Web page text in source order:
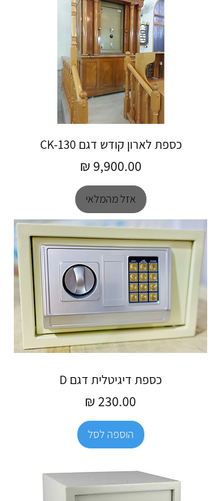
כספת לארון קודש דגם CK-130
מחיר
אזל מהמלאי
כספת דיגיטלית דגם D
מחיר
הוספה לסל